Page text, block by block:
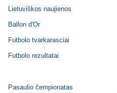
Lietuviškos naujienos
Ballon d'Or
Futbolo tvarkarasciai
Futbolo rezultatai
Pasaulio čempionatas